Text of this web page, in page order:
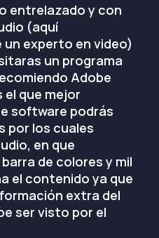
entrelazado y con
(aquí
experto en video)
un programa
Adobe
el que mejor
software podrás
por los cuales
en que
de colores y mil
el contenido ya que
extra del
ser visto por el